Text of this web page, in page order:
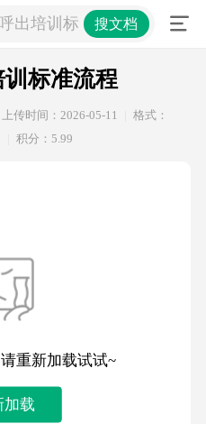
出培训标准流程
搜文档
标准流程
上传时间：2026-05-11
格式：
积分：5.99
重新加载试试~
加载